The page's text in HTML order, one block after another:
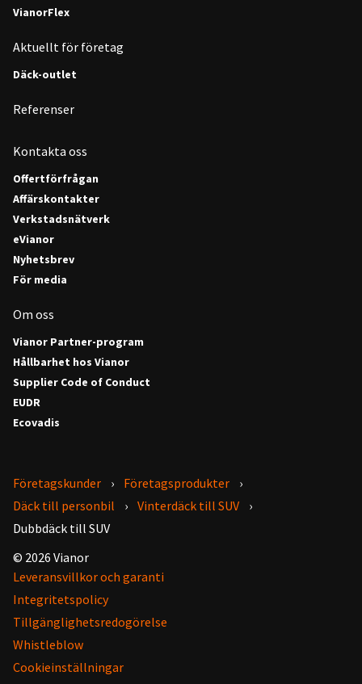
VianorFlex
Aktuellt för företag
Däck-outlet
Referenser
Kontakta oss
Offertförfrågan
Affärskontakter
Verkstadsnätverk
eVianor
Nyhetsbrev
För media
Om oss
Vianor Partner-program
Hållbarhet hos Vianor
Supplier Code of Conduct
EUDR
Ecovadis
Företagskunder
Företagsprodukter
Däck till personbil
Vinterdäck till SUV
Dubbdäck till SUV
© 2026 Vianor
Leveransvillkor och garanti
Integritetspolicy
Tillgänglighetsredogörelse
Whistleblow
Cookieinställningar